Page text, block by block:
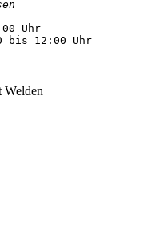
08:00 bis 12:00 Uhr